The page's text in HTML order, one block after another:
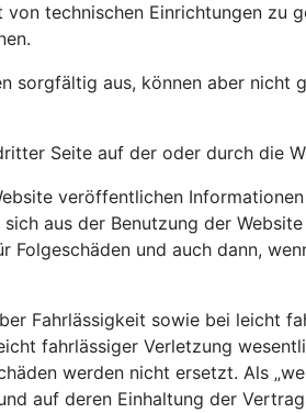
technischen Einrichtungen zu
sorgfältig aus, können aber
Seite auf der oder durch die
veröffentlichen
aus der Benutzung der
und auch dann,
Fahrlässigkeit sowie bei leicht
fahrlässiger Verletzung
werden nicht ersetzt. Als
auf deren Einhaltung der